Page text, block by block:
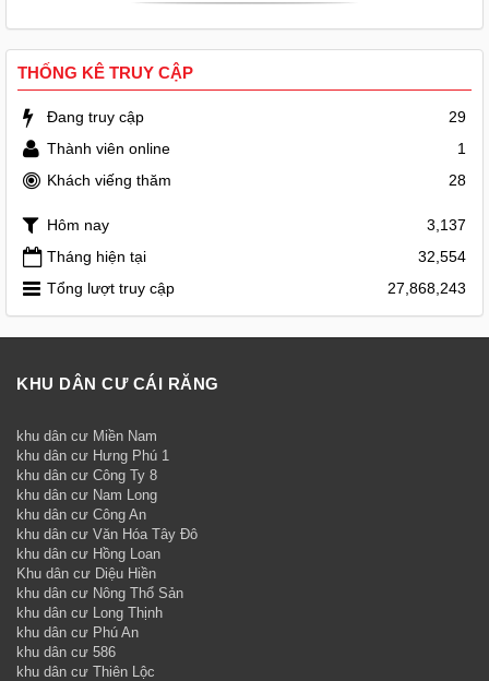
THỐNG KÊ TRUY CẬP
Đang truy cập
29
Thành viên online
1
Khách viếng thăm
28
Hôm nay
3,137
Tháng hiện tại
32,554
Tổng lượt truy cập
27,868,243
KHU DÂN CƯ CÁI RĂNG
khu dân cư Miền Nam
khu dân cư Hưng Phú 1
khu dân cư Công Ty 8
khu dân cư Nam Long
khu dân cư Công An
khu dân cư Văn Hóa Tây Đô
khu dân cư Hồng Loan
Khu dân cư Diệu Hiền
khu dân cư Nông Thổ Sản
khu dân cư Long Thịnh
khu dân cư Phú An
khu dân cư 586
khu dân cư Thiên Lộc